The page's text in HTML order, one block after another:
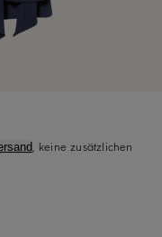
, keine zusätzlichen